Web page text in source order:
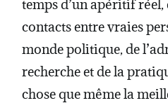
temps d’un apéritif réel,
contacts entre vraies
monde politique, de
recherche et de la
chose que même la